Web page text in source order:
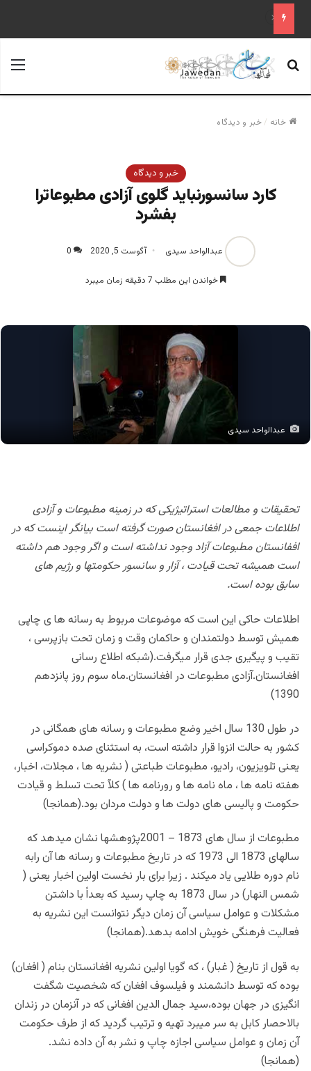
علم تاریخ
جستجو برای
خانه /خبر و دیدگاه
خبر و دیدگاه
کارد سانسورنباید گلوی آزادی مطبوعاترا
بفشرد
عبدالواحد سیدی آگوست 5, 2020 0
خواندن این مطلب 7 دقیقه زمان میبرد
عبدالواحد سیدی
تحقیقات و مطالعات استراتیژیکی که در زمینه مطبوعات و آزادی
اطلاعات جمعی در افغانستان صورت گرفته است بیانگر اینست که در
اففانستان مطبوعات آزاد وجود نداشته است و اگر وجود هم داشته
است همیشه تحت قیادت ، آزار و سانسور حکومتها و رژیم های
سابق بوده است.
اطلاعات حاکی این است که موضوعات مربوط به رسانه ها ی چاپی
همیش توسط دولتمندان و حاکمان وقت و زمان تحت بازپرسی ،
تقیب و پیگیری جدی قرار میگرفت.(شبکه اطلاع رسانی
افغانستان.آزادی مطبوعات در افغانستان.ماه سوم روز پانزدهم
1390)
در طول 130 سال اخیر وضع مطبوعات و رسانه های همگانی در
کشور به حالت انزوا قرار داشته است، به استثنای صده دموکراسی
یعنی تلویزیون، رادیو، مطبوعات طباعتی ( نشریه ها ، مجلات، اخبار،
هفته نامه ها ، ماه نامه ها و رورنامه ها ) کلآ تحت تسلط و قیادت
حکومت و پالیسی های دولت ها و دولت مردان بود.(همانجا)
مطبوعات از سال های 1873 – 2001پژوهشها نشان میدهد که
سالهای 1873 الی 1973 که در تاریخ مطبوعات و رسانه ها آن رابه
نام دوره طلایی یاد میکند . زیرا برای بار نخست اولین اخبار یعنی (
شمس النهار) در سال 1873 به چاپ رسید که بعداً با داشتن
مشکلات و عوامل سیاسی آن زمان دیگر نتوانست این نشریه به
فعالیت فرهنگی خویش ادامه بدهد.(همانجا)
به قول از تاریخ ( غبار) ، که گویا اولین نشریه افغانستان بنام ( افغان)
بوده که توسط دانشمند و فیلسوف افغان که شخصیت شگفت
انگیزی در جهان بوده،سید جمال الدین افغانی که در آنزمان در زندان
بالاحصار کابل به سر میبرد تهیه و ترتیب گردید که از طرف حکومت
آن زمان و عوامل سیاسی اجازه چاپ و نشر به آن داده نشد.
(همانجا)